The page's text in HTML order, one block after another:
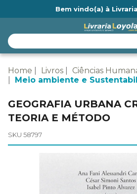
Bem vindo(a) à
Home Livros
Ciências
Meio ambiente e
GEOGRAFIA URBANA
TEORIA E MÉTODO
SKU 58797